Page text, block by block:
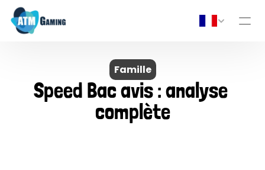
Famille
Speed Bac avis : analyse
complète